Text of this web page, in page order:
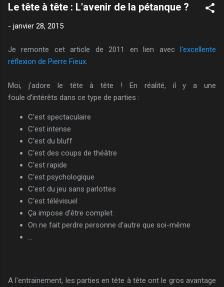
Le tête à tête : L'avenir de la pétanque ?
- janvier 28, 2015
Je remonte cet article de 2011 en lien avec l'excellente
réflexion de Pierre Fieux
Moi, j'adore le tête à tête ! En réalité, il y a une
foule d’intérêts dans ce type de parties :
C'est spectaculaire
C'est intense
C'est du bluff
C'est des coups de théâtre
C'est rapide
C'est psychologique
C'est du jeu sans parlottes
C'est télévisuel
Ça impose d'être complet
On ne fait perdre personne d'autre que soi-même
A l'entrainement, les parties en tête à tête ont le gros avantage